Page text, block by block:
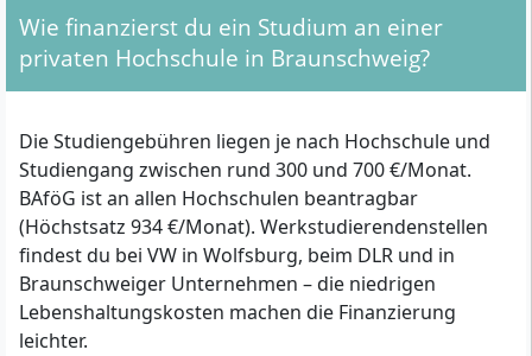
Wie finanzierst du ein Studium an einer
privaten Hochschule in Braunschweig?
Die Studiengebühren liegen je nach Hochschule und
Studiengang zwischen rund 300 und 700 €/Monat.
BAföG ist an allen Hochschulen beantragbar
(Höchstsatz 934 €/Monat). Werkstudierendenstellen
findest du bei VW in Wolfsburg, beim DLR und in
Braunschweiger Unternehmen – die niedrigen
Lebenshaltungskosten machen die Finanzierung
leichter.